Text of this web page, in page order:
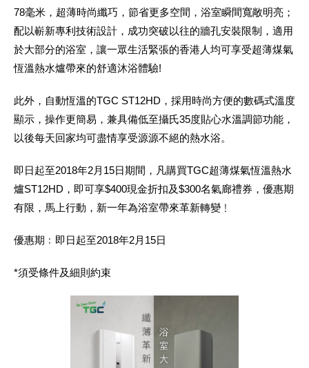
78毫米，超薄時尚纖巧，節省更多空間，浴室瞬間寬敞明亮；
配以嶄新專利技術設計，成功突破以往的牆孔安裝限制，適用
於大部分的浴室，讓一眾生活緊張的香港人均可享受超薄煤氣
恆溫熱水爐帶來的舒適沐浴體驗!
此外，自動恆溫的TGC ST12HD，採用時尚方便的數碼式溫度
顯示，操作更簡易，兼具備低至攝氏35度貼心水溫調節功能，
以後每天回家均可盡情享受源源不絕的熱水浴。
即日起至2018年2月15日期間，凡購買TGC超薄煤氣恆溫熱水
爐ST12HD，即可享$400現金折扣及$300名氣廊禮券，優惠期
有限，馬上行動，新一年為浴室帶來革新轉變﹗
優惠期﹕即日起至2018年2月15日
*須受條件及細則約束